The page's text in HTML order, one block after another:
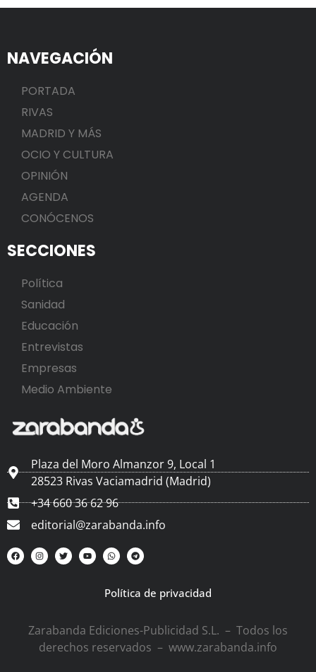
NAVEGACIÓN
PORTADA
RIVAS
MADRID Y MÁS
OCIO Y CULTURA
OPINIÓN
AGENDA
CONÓCENOS
SECCIONES
Política
Sanidad
Educación
Entrevistas
Empresas
Medio Ambiente
Plaza del Moro Almanzor 9, Local 1
28523 Rivas Vaciamadrid (Madrid)
+34 660 36 62 96
editorial@zarabanda.info
Política de privacidad
Zarabanda Ediciones-Publicidad S.L. – Todos los
derechos reservados – www.zarabanda.info